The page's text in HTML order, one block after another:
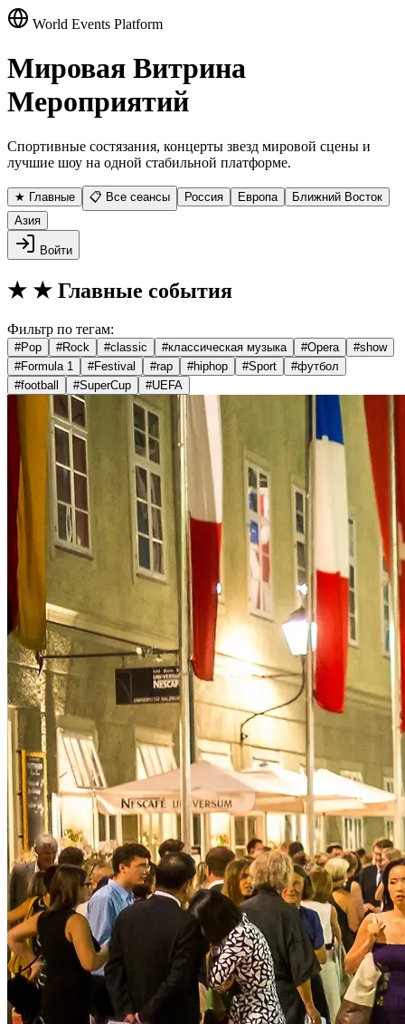
World Events Platform
Мировая Витрина
Мероприятий
Спортивные состязания, концерты звезд мировой сцены и
лучшие шоу на одной стабильной платформе.
★ Главные 📋 Все сеансы Россия Европа
Ближний Восток
Азия
Войти
★ ★ Главные события
Фильтр по тегам:
#Pop #Rock #classic #классическая музыка #Opera #show
#Formula 1 #Festival #rap #hiphop #Sport #футбол
#football #SuperCup #UEFA